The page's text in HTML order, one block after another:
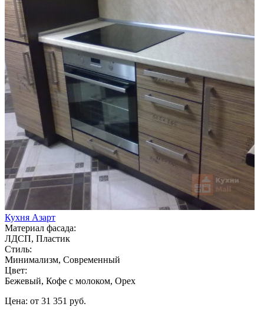
Кухня Азарт
Материал фасада:
ЛДСП, Пластик
Стиль:
Минимализм, Современный
Цвет:
Бежевый, Кофе с молоком, Орех
Цена: от 31 351 руб.